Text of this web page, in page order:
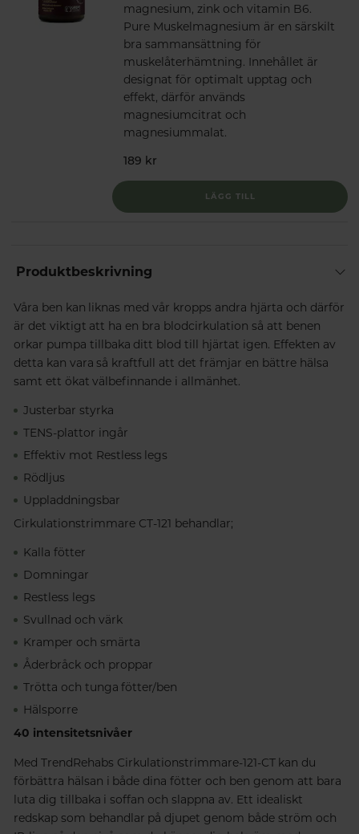
magnesium, zink och vitamin B6.
Pure Muskelmagnesium är en särskilt
bra sammansättning för
muskelåterhämtning. Innehållet är
designat för optimalt upptag och
effekt, därför används
magnesiumcitrat och
magnesiummalat.
189 kr
LÄGG TILL
Produktbeskrivning
Våra ben kan liknas med vår kropps andra hjärta och därför
är det viktigt att ha en bra blodcirkulation så att benen
orkar pumpa tillbaka ditt blod till hjärtat igen. Effekten av
detta kan vara så kraftfull att det främjar en bättre hälsa
samt ett ökat välbefinnande i allmänhet.
Justerbar styrka
TENS-plattor ingår
Effektiv mot Restless legs
Rödljus
Uppladdningsbar
Cirkulationstrimmare CT-121 behandlar;
Kalla fötter
Domningar
Restless legs
Svullnad och värk
Kramper och smärta
Åderbråck och proppar
Trötta och tunga fötter/ben
Hälsporre
40 intensitetsnivåer
Med TrendRehabs Cirkulationstrimmare-121-CT kan du
förbättra hälsan i både dina fötter och ben genom att bara
luta dig tillbaka i soffan och slappna av. Ett idealiskt
redskap som behandlar på djupet genom både ström och